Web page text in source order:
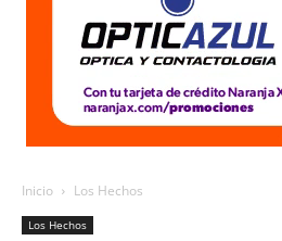
Inicio Los Hechos
Los Hechos